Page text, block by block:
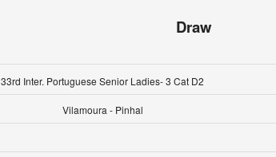
Draw
33rd Inter. Portuguese Senior Ladies- 3 Cat D2
Vilamoura - Pinhal